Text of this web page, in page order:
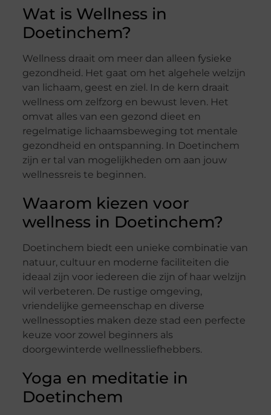
Wat is Wellness in
Doetinchem?
Wellness draait om meer dan alleen fysieke
gezondheid. Het gaat om het algehele welzijn
van lichaam, geest en ziel. In de kern draait
wellness om zelfzorg en bewust leven. Het
omvat alles van een gezond dieet en
regelmatige lichaamsbeweging tot mentale
gezondheid en ontspanning. In Doetinchem
zijn er tal van mogelijkheden om aan jouw
wellnessreis te beginnen.
Waarom kiezen voor
wellness in Doetinchem?
Doetinchem biedt een unieke combinatie van
natuur, cultuur en moderne faciliteiten die
ideaal zijn voor iedereen die zijn of haar welzijn
wil verbeteren. De rustige omgeving,
vriendelijke gemeenschap en diverse
wellnessopties maken deze stad een perfecte
keuze voor zowel beginners als
doorgewinterde wellnessliefhebbers.
Yoga en meditatie in
Doetinchem